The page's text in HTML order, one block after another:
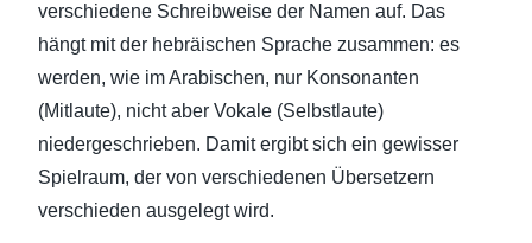
verschiedene Schreibweise der Namen auf. Das
hängt mit der hebräischen Sprache zusammen: es
werden, wie im Arabischen, nur Konsonanten
(Mitlaute), nicht aber Vokale (Selbstlaute)
niedergeschrieben. Damit ergibt sich ein gewisser
Spielraum, der von verschiedenen Übersetzern
verschieden ausgelegt wird.